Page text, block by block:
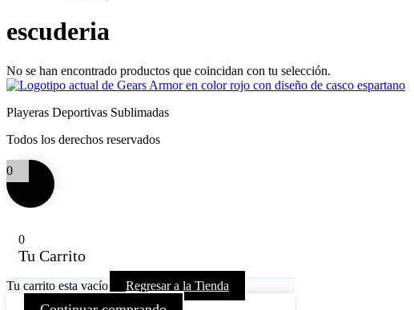
escuderia
No se han encontrado productos que coincidan con tu selección.
Playeras Deportivas Sublimadas
Todos los derechos reservados
0
0
Tu Carrito
Tu carrito esta vacío Regresar a la Tienda